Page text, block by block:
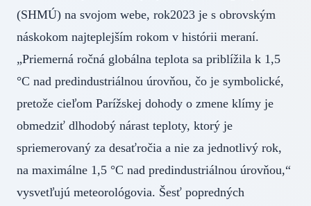
(SHMÚ) na svojom webe, rok2023 je s obrovským
náskokom najteplejším rokom v histórii meraní.
„Priemerná ročná globálna teplota sa priblížila k 1,5
°C nad predindustriálnou úrovňou, čo je symbolické,
pretože cieľom Parížskej dohody o zmene klímy je
obmedziť dlhodobý nárast teploty, ktorý je
spriemerovaný za desaťročia a nie za jednotlivý rok,
na maximálne 1,5 °C nad predindustriálnou úrovňou,“
vysvetľujú meteorológovia. Šesť popredných